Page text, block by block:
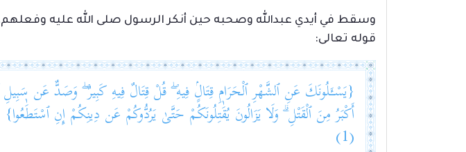
وسقط في أيدي عبدالله وصحبه حين أنكر الرسول صلى الله عليه
قوله تعالى:
{يَسْـَٔلُونَكَ عَنِ ٱلشَّهْرِ ٱلْحَرَامِ قِتَالٍۢ فِيهِ ۖ قُلْ قِتَالٌ فِيهِ كَبِيرٌ ۖ وَصَدٌّ عَن سَبِيلِ
أَكْبَرُ مِنَ ٱلْقَتْلِ ۗ وَلَا يَزَالُونَ يُقَٰتِلُونَكُمْ حَتَّىٰ يَرُدُّوكُمْ عَن دِينِكُمْ إِنِ ٱسْتَطَٰعُوا}
(1)